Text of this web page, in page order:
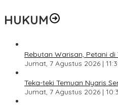
HUKUM
Rebutan Warisan, Petani
Jumat, 7 Agustus 2026 |
Teka-teki Temuan Nyaris
Jumat, 7 Agustus 2026 |